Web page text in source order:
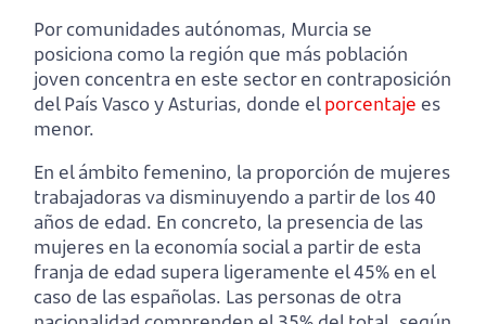
Por comunidades autónomas, Murcia se
posiciona como la región que más población
joven concentra en este sector en contraposición
del País Vasco y Asturias, donde elporcentaje es
menor.
En el ámbito femenino, la proporción de mujeres
trabajadoras va disminuyendo a partir de los 40
años de edad. En concreto, la presencia de las
mujeres en la economía social a partir de esta
franja de edad supera ligeramente el 45% en el
caso de las españolas. Las personas de otra